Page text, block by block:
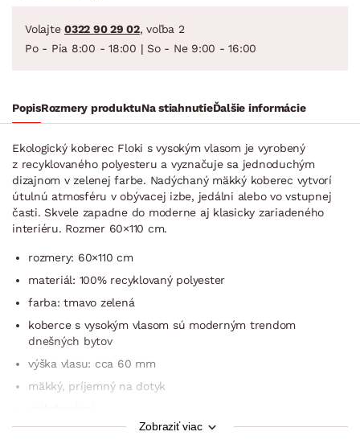
Volajte 0322 90 29 02, voľba 2
Po - Pia 8:00 - 18:00 | So - Ne 9:00 - 16:00
PopisRozmery produktuNa stiahnutieĎalšie informácie
Ekologický koberec Floki s vysokým vlasom je vyrobený
z recyklovaného polyesteru a vyznačuje sa jednoduchým
dizajnom v zelenej farbe. Nadýchaný mäkký koberec vytvorí
útulnú atmosféru v obývacej izbe, jedálni alebo vo vstupnej
časti. Skvele zapadne do moderne aj klasicky zariadeného
interiéru. Rozmer 60×110 cm.
rozmery: 60×110 cm
materiál: 100% recyklovaný polyester
farba: tmavo zelená
koberce s vysokým vlasom sú moderným trendom
dnešných bytov
výška vlasu: cca 60 mm
mäkký, príjemný na dotyk
vhodný na podlahové vykurovanie
Zobraziť viac